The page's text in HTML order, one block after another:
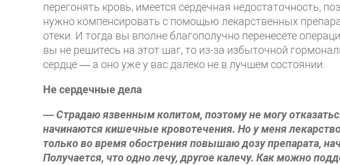
перегонять кровь, имеется сердечная недостаточность,
нужно компенсировать с помощью лекарственных
отеки. И тогда вы вполне благополучно перенесете
вы не решитесь на этот шаг, то из-за избыточной
сердце — а оно уже у вас далеко не в лучшем состоянии.
Не сердечные дела
— Страдаю язвенным колитом, поэтому не могу
начинаются кишечные кровотечения. Но у меня
только во время обострения повышаю дозу препарата,
Получается, что одно лечу, другое калечу. Как можно